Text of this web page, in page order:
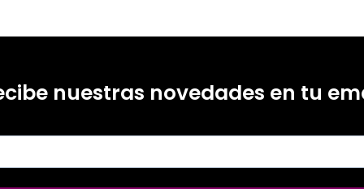
nuestras novedades en tu